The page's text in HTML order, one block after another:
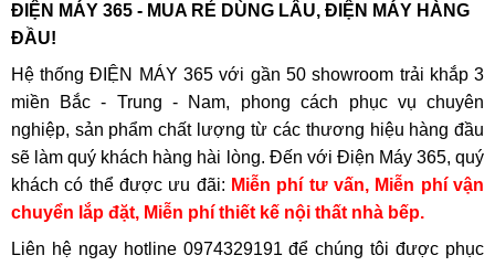
ĐIỆN MÁY 365 - MUA RẺ DÙNG LÂU, ĐIỆN MÁY HÀNG
ĐẦU!
Hệ thống ĐIỆN MÁY 365 với gần 50 showroom trải khắp 3
miền Bắc - Trung - Nam, phong cách phục vụ chuyên
nghiệp, sản phẩm chất lượng từ các thương hiệu hàng đầu
sẽ làm quý khách hàng hài lòng. Đến với Điện Máy 365, quý
khách có thể được ưu đãi: Miễn phí tư vấn, Miễn phí vận
chuyển lắp đặt, Miễn phí thiết kế nội thất nhà bếp.
Liên hệ ngay hotline 0974329191 để chúng tôi được phục